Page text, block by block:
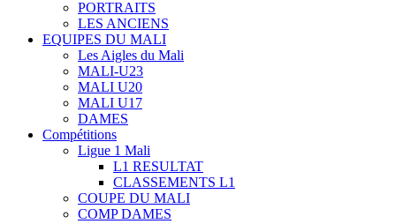
PORTRAITS
LES ANCIENS
EQUIPES DU MALI
Les Aigles du Mali
MALI-U23
MALI U20
MALI U17
DAMES
Compétitions
Ligue 1 Mali
L1 RESULTAT
CLASSEMENTS L1
COUPE DU MALI
COMP DAMES